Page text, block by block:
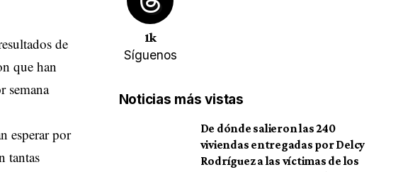
de
que han
semana
esperar por
tantas
1k
Síguenos
Noticias más vistas
De dónde salieron las 240
viviendas entregadas por Delcy
Rodríguez a las víctimas de los